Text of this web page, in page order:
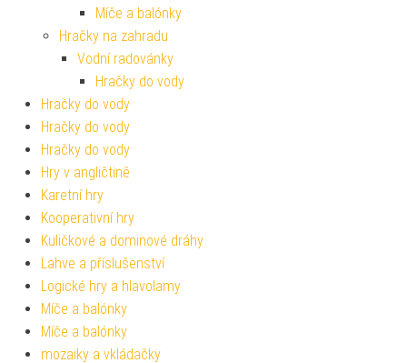
Míče a balónky
Hračky na zahradu
Vodní radovánky
Hračky do vody
Hračky do vody
Hračky do vody
Hračky do vody
Hry v angličtině
Karetní hry
Kooperativní hry
Kuličkové a dominové dráhy
Lahve a příslušenství
Logické hry a hlavolamy
Míče a balónky
Míče a balónky
mozaiky a vkládačky